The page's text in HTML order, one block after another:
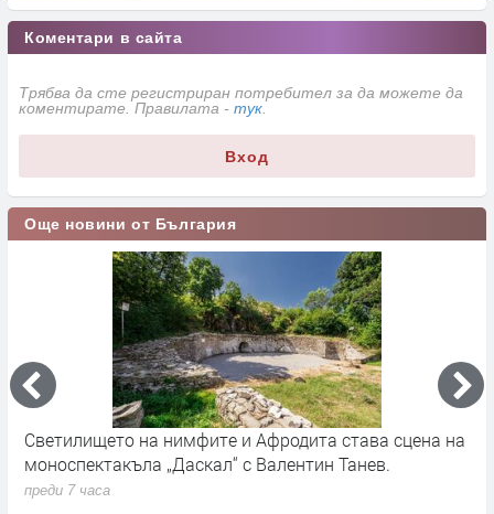
Коментари в сайта
Трябва да сте регистриран потребител за да можете да
коментирате. Правилата - тук
Вход
Още новини от България
Светилището на нимфите и Афродита става сцена на
моноспектакъла „Даскал“ с Валентин Танев.
преди 7 часа